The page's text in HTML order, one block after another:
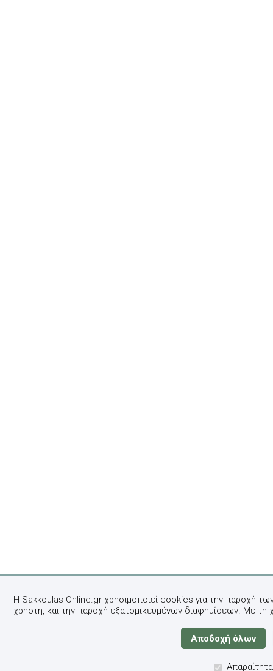
Η Sakkoulas-Online.gr χρησιμοποιεί cookies για την παροχή
χρήστη, και την παροχή εξατομικευμένων διαφημίσεων. Με